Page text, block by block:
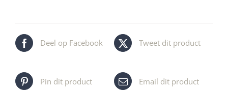
Deel op Facebook Tweet dit product
Pin dit product Email dit product